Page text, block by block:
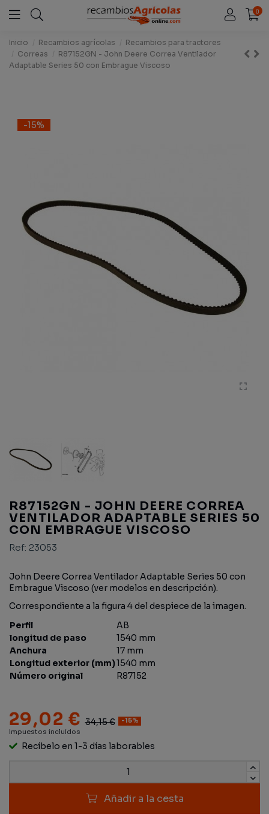
0
Inicio Recambios agrícolas
Recambios para tractores
Correas
R87152GN - John Deere Correa Ventilador
Adaptable Series 50 con Embrague Viscoso
-15%
R87152GN - JOHN DEERE CORREA
VENTILADOR ADAPTABLE SERIES 50
CON EMBRAGUE VISCOSO
Ref: 23053
John Deere Correa Ventilador Adaptable Series 50 con
Embrague Viscoso (ver modelos en descripción).
Correspondiente a la figura 4 del despiece de la imagen.
Perfil
AB
longitud de paso
1540 mm
Anchura
17 mm
Longitud exterior (mm)1540 mm
Número original
R87152
29,02 € 34,15 € -15%
Impuestos incluidos
Recíbelo en 1-3 días laborables
Añadir a la cesta